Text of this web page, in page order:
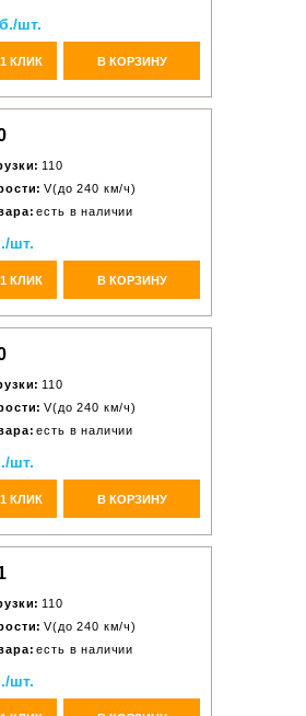
шт.
КЛИК В КОРЗИНУ
110
V(до 240 км/ч)
есть в наличии
шт.
КЛИК В КОРЗИНУ
110
V(до 240 км/ч)
есть в наличии
шт.
КЛИК В КОРЗИНУ
110
V(до 240 км/ч)
есть в наличии
шт.